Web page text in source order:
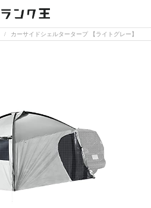
カーサイドシェルタータープ 【ライトグレー】